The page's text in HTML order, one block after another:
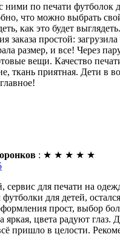
ними по печати футболок
что можно выбрать
как это будет
заказа простой:
размер, и все! Через
вещи. Качество
ткань приятная. Дети в
: ★ ★ ★ ★ ★
сервис для печати на
футболки для детей,
прост, выбор
яркая, цвета радуют глаз.
пришло в целости.